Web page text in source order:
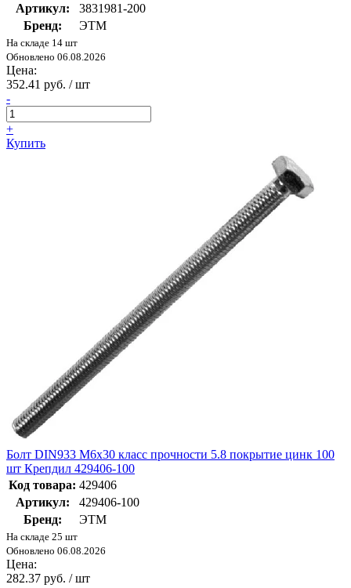
Артикул:
3831981-200
Бренд:
ЭТМ
На складе 14 шт
Обновлено 06.08.2026
Цена:
352.41 руб. / шт
-
+
Купить
Болт DIN933 М6х30 класс прочности 5.8 покрытие цинк 100
шт Крепдил 429406-100
Код товара: 429406
Артикул:
429406-100
Бренд:
ЭТМ
На складе 25 шт
Обновлено 06.08.2026
Цена:
282.37 руб. / шт